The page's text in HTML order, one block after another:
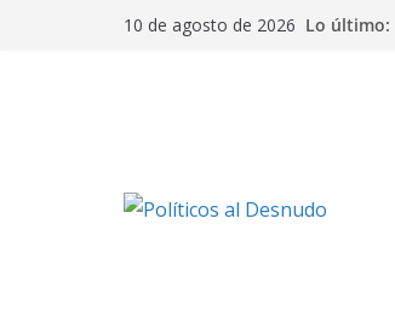
10 de agosto de 2026 Lo último: